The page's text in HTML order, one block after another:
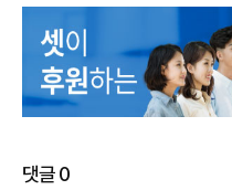
댓글0